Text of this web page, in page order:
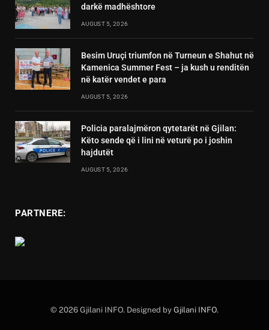
darkë madhështore
AUGUST 5, 2026
Besim Uruçi triumfon në Turneun e Shahut në
Kamenica Summer Fest – ja kush u renditën
në katër vendet e para
AUGUST 5, 2026
Policia paralajmëron qytetarët në Gjilan:
Këto sende që i lini në veturë po i joshin
hajdutët
AUGUST 5, 2026
PARTNERE:
© 2026 Gjilani INFO. Designed by Gjilani INFO.